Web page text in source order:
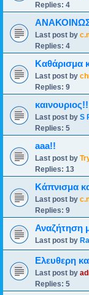
Replies: 4
Last post by
Replies: 4
Καθάρισμα
Last post by
Replies: 9
Last post by S
Replies: 5
aaa!!
Last post by
Replies: 13
Κάπνισμα
Last post by
Replies: 9
Αναζήτηση
Last post by
Ελευθερη
Last post by
Replies: 5